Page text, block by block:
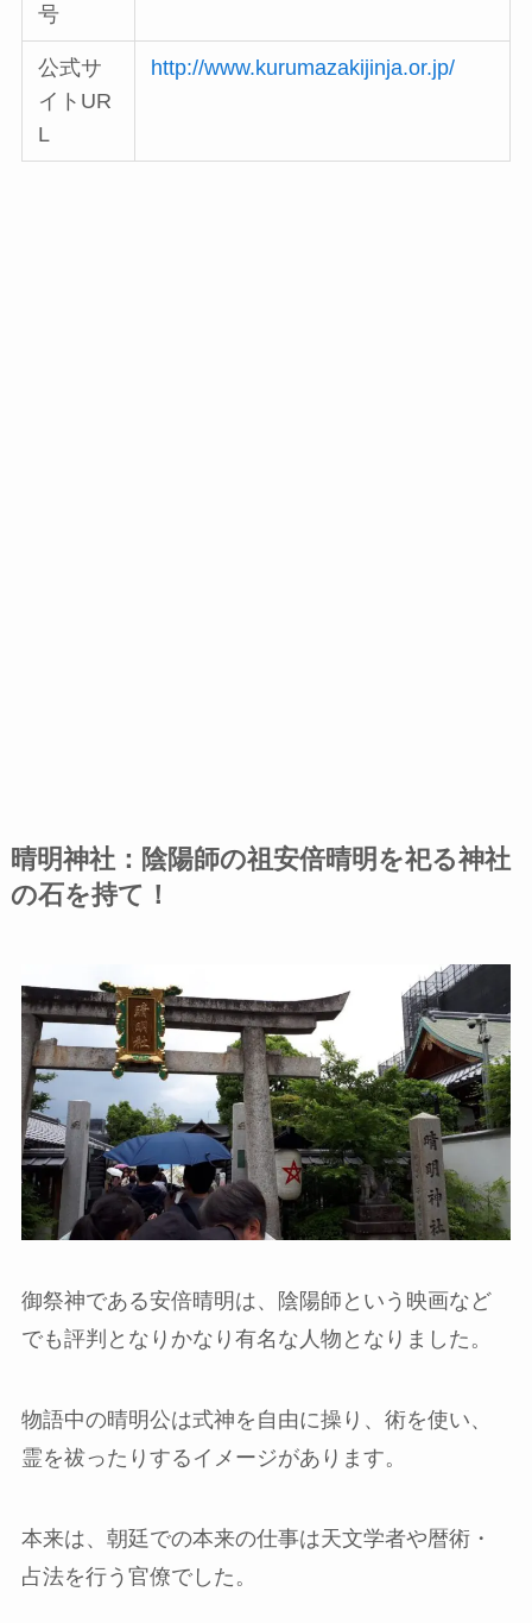
号
公式サ
イトUR
L
http://www.kurumazakijinja.or.jp/
晴明神社：陰陽師の祖安倍晴明を祀る神社
の石を持て！
御祭神である安倍晴明は、陰陽師という映画など
でも評判となりかなり有名な人物となりました。
物語中の晴明公は式神を自由に操り、術を使い、
霊を祓ったりするイメージがあります。
本来は、朝廷での本来の仕事は天文学者や暦術・
占法を行う官僚でした。